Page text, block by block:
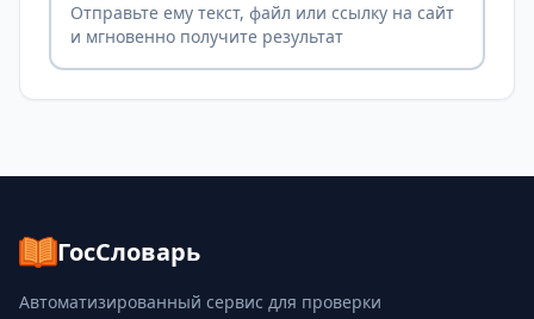
Отправьте ему текст, файл или ссылку на сайт
и мгновенно получите результат
ГосСловарь
Автоматизированный сервис для проверки